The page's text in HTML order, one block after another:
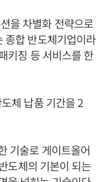
을 차별화 전략으로
종합 반도체기업이라
키징 등 서비스를 한
체 납품 기간을 2
기술로 게이트올어
도체의 기본이 되는